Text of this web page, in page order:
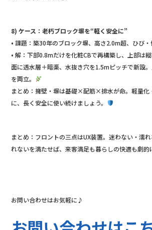
8) ケース：老朽ブロック塀を“軽く安全に”
• 課題：築30年のブロック塀、高さ2.0m超、ひび・
• 解：下部0.8mだけを化粧CBで再構築し、上部は
面に透水層＋暗渠、水抜き穴を1.5mピッチで新設
を両立。
まとめ：擁壁・塀は基礎×配筋×排水が命。軽量化
に、長く安全に使い続けましょう。
まとめ：フロントの三点はUX装置。迷わない・濡
れないを満たせば、来客満足も暮らしの快適も劇的
お問い合わせはお気軽に♪